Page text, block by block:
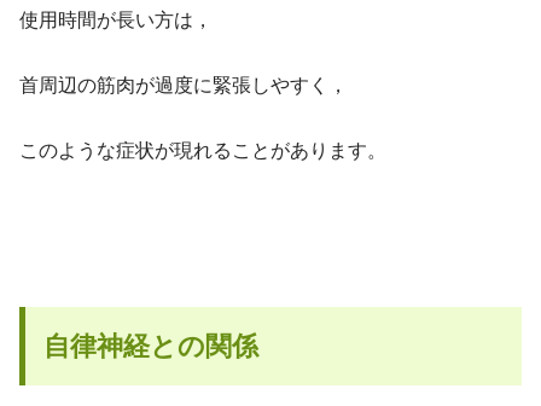
使用時間が長い方は，
首周辺の筋肉が過度に緊張しやすく，
このような症状が現れることがあります。
自律神経との関係